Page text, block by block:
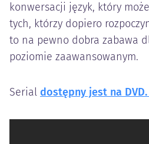
konwersacji język, który
tych, którzy dopiero
to na pewno dobra zabawa
poziomie zaawansowanym.
Serial dostępny jest na DVD.